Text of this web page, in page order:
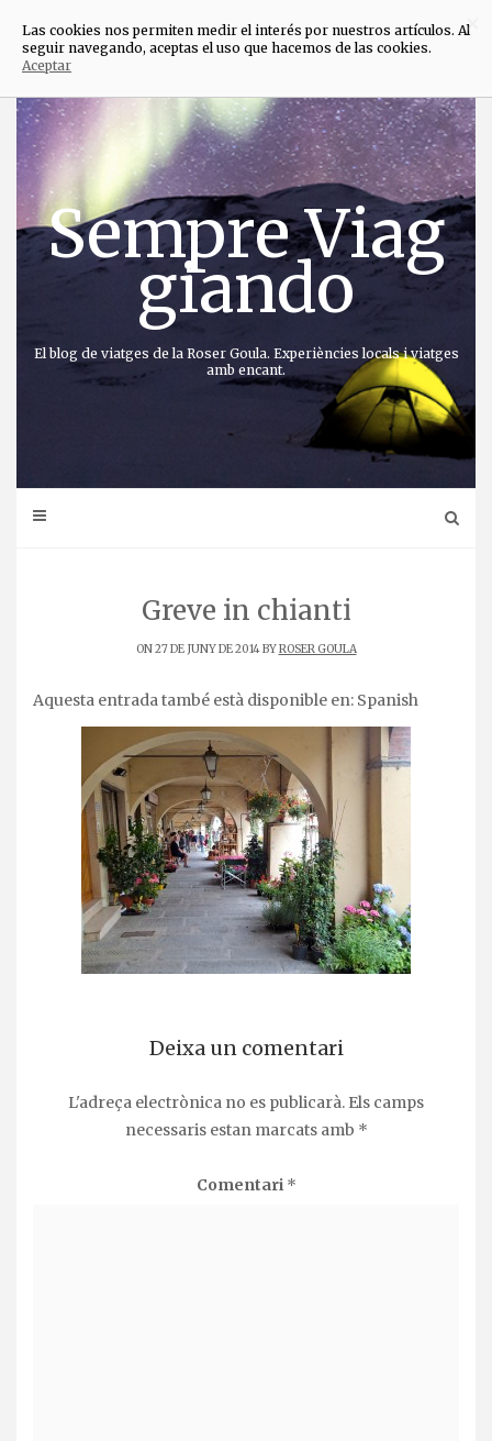
Anar
directament
contingut
Sempre Viag
giando
El blog de viatges de la Roser Goula. Experiències locals i viatges
amb encant.
Greve in chianti
ON 27 DE JUNY DE 2014 BYROSER GOULA
Aquesta entrada també està disponible en: Spanish
Deixa un comentari
L'adreça electrònica no es publicarà. Els camps
necessaris estan marcats amb *
Comentari *
×
Las cookies nos permiten medir el interés por nuestros artículos. Al
seguir navegando, aceptas el uso que hacemos de las cookies.
Aceptar